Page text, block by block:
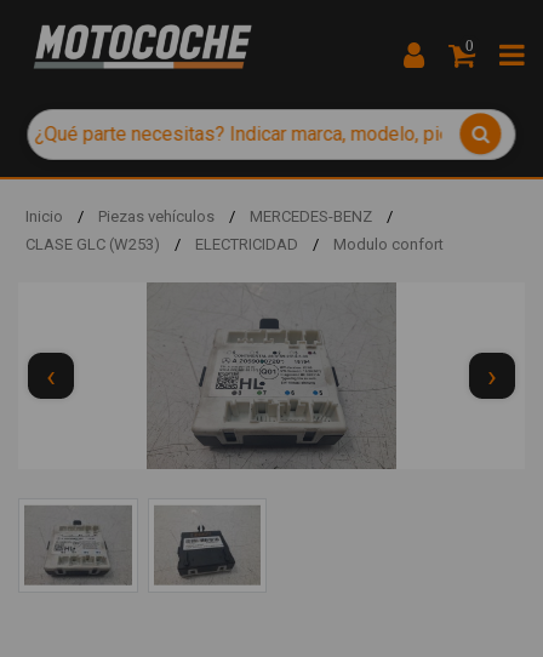
0
Inicio / Piezas vehículos / MERCEDES-BENZ
/
CLASE GLC (W253)
/ ELECTRICIDAD / Modulo confort
‹ ›